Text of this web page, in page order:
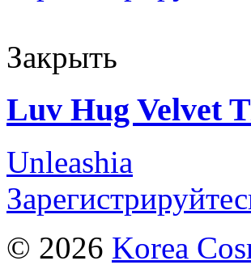
Закрыть
Luv Hug Velvet
Unleashia
© 2026 Korea